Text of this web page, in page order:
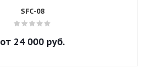
SFC-08
от 24 000 руб.